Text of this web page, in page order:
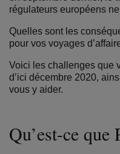
régulateurs européens
Quelles sont les
pour vos voyages
Voici les challenges que
d’ici décembre 2020,
vous y aider.
Qu’est-ce